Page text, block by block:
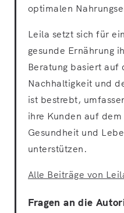
optimalen
Leila setzt sich für
gesunde Ernährung
Beratung basiert auf
Nachhaltigkeit und
ist bestrebt,
ihre Kunden auf dem
Gesundheit und
unterstützen.
Alle Beiträge von
Fragen an die